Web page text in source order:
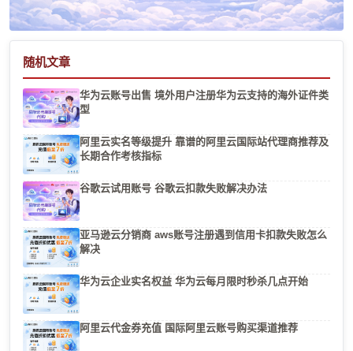
随机文章
华为云账号出售 境外用户注册华为云支持的海外证件类
型
阿里云实名等级提升 靠谱的阿里云国际站代理商推荐及
长期合作考核指标
谷歌云试用账号 谷歌云扣款失败解决办法
亚马逊云分销商 aws账号注册遇到信用卡扣款失败怎么
解决
华为云企业实名权益 华为云每月限时秒杀几点开始
阿里云代金券充值 国际阿里云账号购买渠道推荐